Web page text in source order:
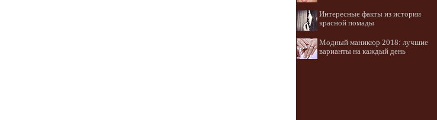
Интересные факты из истории
красной помады
Модный маникюр 2018: лучшие
варианты на каждый день